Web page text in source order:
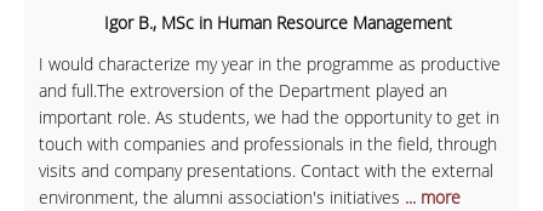
Igor B., MSc in Human Resource Management
I would characterize my year in the programme as productive
and full.The extroversion of the Department played an
important role. As students, we had the opportunity to get in
touch with companies and professionals in the field, through
visits and company presentations. Contact with the external
environment, the alumni association's initiatives ... more